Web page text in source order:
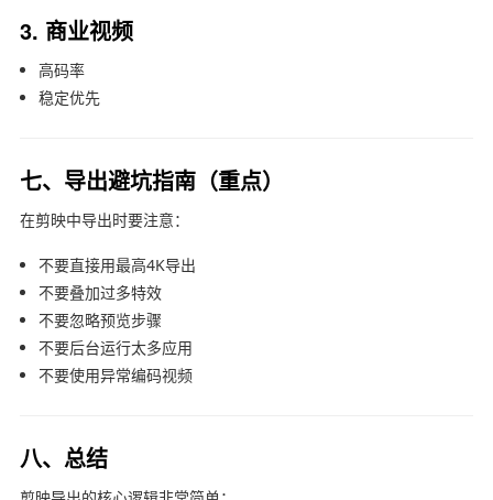
3. 商业视频
高码率
稳定优先
七、导出避坑指南（重点）
在剪映中导出时要注意：
不要直接用最高4K导出
不要叠加过多特效
不要忽略预览步骤
不要后台运行太多应用
不要使用异常编码视频
八、总结